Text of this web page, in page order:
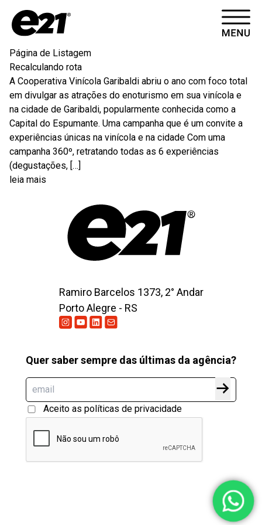
HOME
CASES
ARTIGOS
CONTATO
SOBRE
VÍDEOS
Página de Listagem
Recalculando rota
A Cooperativa Vinícola Garibaldi abriu o ano com foco total
em divulgar as atrações do enoturismo em sua vinícola e
na cidade de Garibaldi, popularmente conhecida como a
Capital do Espumante. Uma campanha que é um convite a
experiências únicas na vinícola e na cidade Com uma
campanha 360º, retratando todas as 6 experiências
(degustações, […]
leia mais
Ramiro Barcelos 1373, 2° Andar
Porto Alegre - RS
Quer saber sempre das últimas da agência?
Aceito as políticas de privacidade